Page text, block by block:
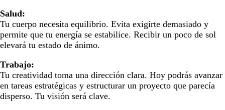
Salud:
Tu cuerpo necesita equilibrio. Evita exigirte demasiado y
permite que tu energía se estabilice. Recibir un poco de sol
elevará tu estado de ánimo.
Trabajo:
Tu creatividad toma una dirección clara. Hoy podrás avanzar
en tareas estratégicas y estructurar un proyecto que parecía
disperso. Tu visión será clave.